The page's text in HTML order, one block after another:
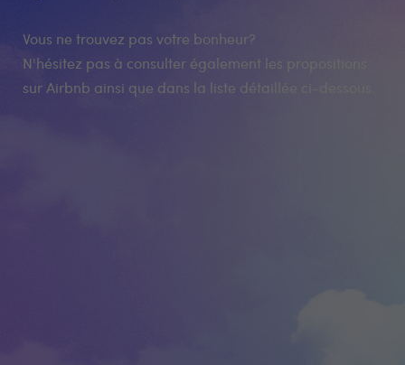
Vous ne trouvez pas votre bonheur?
N'hésitez pas à consulter également les propositions
sur Airbnb ainsi que dans la liste détaillée ci-dessous.